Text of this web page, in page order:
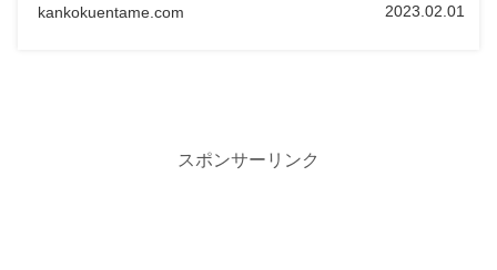
kankokuentame.com 2023.02.01
スポンサーリンク